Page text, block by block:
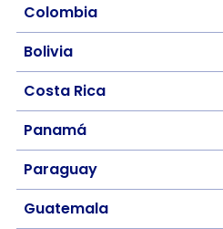
Colombia
Bolivia
Costa Rica
Panamá
Paraguay
Guatemala